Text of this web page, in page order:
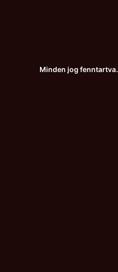
Minden jog fenntartva.